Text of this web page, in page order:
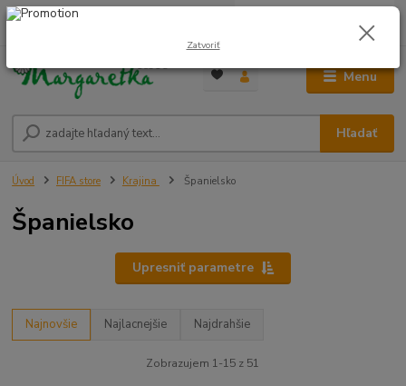
Menu
Hľadať
0948 236 042
0,00 €
Úvod FIFA store Krajina Španielsko
Španielsko
Upresniť parametre
Najnovšie Najlacnejšie Najdrahšie
Zobrazujem 1-15 z 51
Zatvoriť